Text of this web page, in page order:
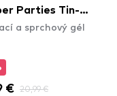
Parties Tin-
Trio
a sprchový gél
€ 20,99 €